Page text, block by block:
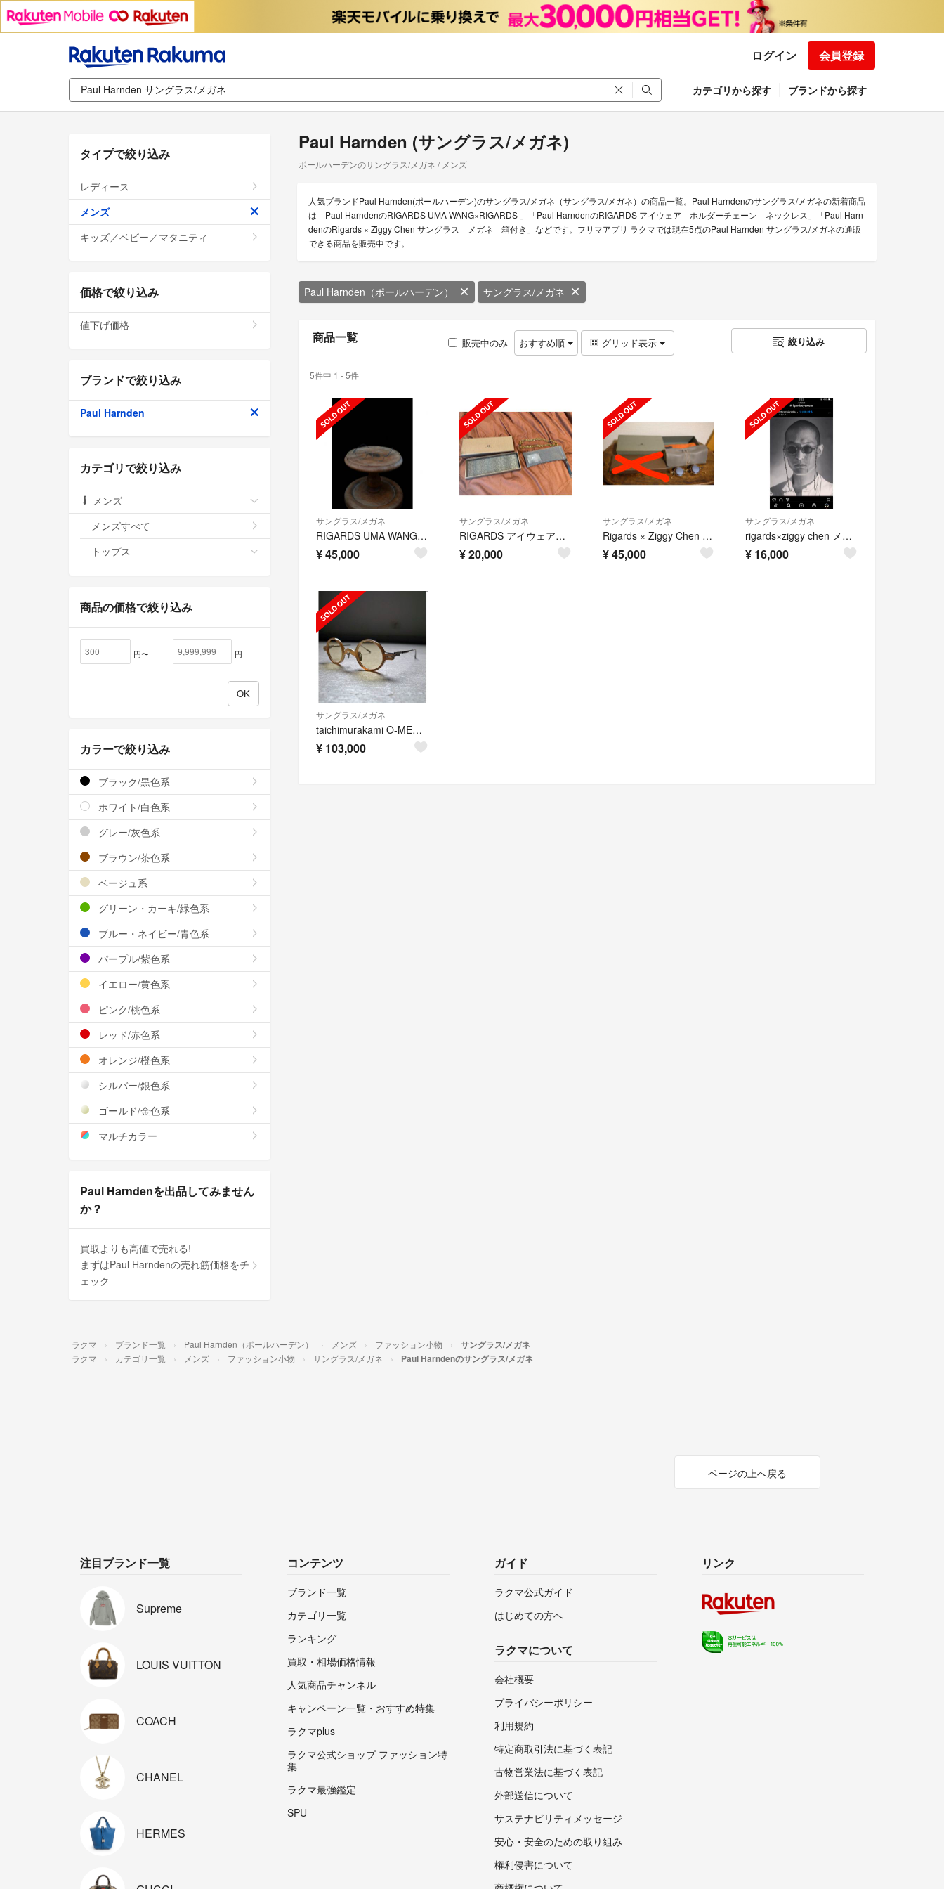
ログイン 会員登録
カテゴリから探す ブランドから探す
Paul Harnden (サングラス/メガネ)
ポールハーデンのサングラス/メガネ / メンズ
人気ブランドPaul Harnden(ポールハーデン)のサングラス/メガネ（サングラス/メガネ）の商品一覧。Paul Harndenのサングラス/メガネの新着商品
は「Paul HarndenのRIGARDS UMA WANG×RIGARDS 」「Paul HarndenのRIGARDS アイウェア ホルダーチェーン ネックレス」「Paul Harn
denのRigards × Ziggy Chen サングラス メガネ 箱付き」などです。フリマアプリ ラクマでは現在5点のPaul Harnden サングラス/メガネの通販
できる商品を販売中です。
Paul Harnden（ポールハーデン） サングラス/メガネ
商品一覧 販売中のみ おすすめ順 グリッド表示 絞り込み
5件中 1 - 5件
サングラス/メガネ
RIGARDS UMA WANG×RIGARDS
¥45,000
サングラス/メガネ
RIGARDS アイウェア ホルダーチェーン ネックレス
¥20,000
サングラス/メガネ
Rigards × Ziggy Chen サングラス メガネ 箱付き
¥45,000
サングラス/メガネ
rigards×ziggy chen メガネチェーン
¥ 16,000
サングラス/メガネ
taichimurakami O-MEGANE BH-TI
¥ 103,000
タイプで絞り込み
レディース
メンズ
キッズ／ベビー／マタニティ
価格で絞り込み
値下げ価格
ブランドで絞り込み
Paul Harnden
カテゴリで絞り込み
メンズ
メンズすべて
トップス
商品の価格で絞り込み
円〜 円
カラーで絞り込み
ブラック/黒色系
ホワイト/白色系
グレー/灰色系
ブラウン/茶色系
ベージュ系
グリーン・カーキ/緑色系
ブルー・ネイビー/青色系
パープル/紫色系
イエロー/黄色系
ピンク/桃色系
レッド/赤色系
オレンジ/橙色系
シルバー/銀色系
ゴールド/金色系
マルチカラー
Paul Harndenを出品してみません
か？
買取よりも高値で売れる!
まずはPaul Harndenの売れ筋価格をチ
ェック
ラクマ ブランド一覧 Paul Harnden（ポールハーデン） メンズ ファッション小物 サングラス/メガネ
ラクマ カテゴリ一覧 メンズ ファッション小物 サングラス/メガネ Paul Harndenのサングラス/メガネ
ページの上へ戻る
注目ブランド一覧
Supreme
LOUIS VUITTON
COACH
CHANEL
HERMES
コンテンツ
ブランド一覧
カテゴリ一覧
ランキング
買取・相場価格情報
人気商品チャンネル
キャンペーン一覧・おすすめ特集
ラクマplus
ラクマ公式ショップ ファッション特
集
ラクマ最強鑑定
SPU
ガイド
ラクマ公式ガイド
はじめての方へ
ラクマについて
会社概要
プライバシーポリシー
利用規約
特定商取引法に基づく表記
古物営業法に基づく表記
外部送信について
サステナビリティメッセージ
安心・安全のための取り組み
権利侵害について
リンク